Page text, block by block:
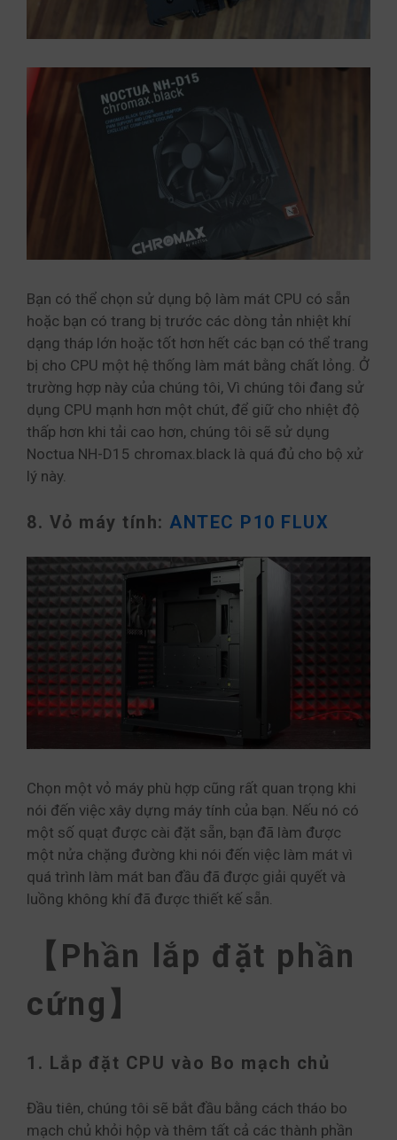
Bạn có thể chọn sử dụng bộ làm mát CPU có sẵn
hoặc bạn có trang bị trước các dòng tản nhiệt khí
dạng tháp lớn hoặc tốt hơn hết các bạn có thể trang
bị cho CPU một hệ thống làm mát bằng chất lỏng. Ở
trường hợp này của chúng tôi, Vì chúng tôi đang sử
dụng CPU mạnh hơn một chút, để giữ cho nhiệt độ
thấp hơn khi tải cao hơn, chúng tôi sẽ sử dụng
Noctua NH-D15 chromax.black là quá đủ cho bộ xử
lý này.
8. Vỏ máy tính: ANTEC P10 FLUX
Chọn một vỏ máy phù hợp cũng rất quan trọng khi
nói đến việc xây dựng máy tính của bạn. Nếu nó có
một số quạt được cài đặt sẵn, bạn đã làm được
một nửa chặng đường khi nói đến việc làm mát vì
quá trình làm mát ban đầu đã được giải quyết và
luồng không khí đã được thiết kế sẵn.
【Phần lắp đặt phần
cứng】
1. Lắp đặt CPU vào Bo mạch chủ
Đầu tiên, chúng tôi sẽ bắt đầu bằng cách tháo bo
mạch chủ khỏi hộp và thêm tất cả các thành phần